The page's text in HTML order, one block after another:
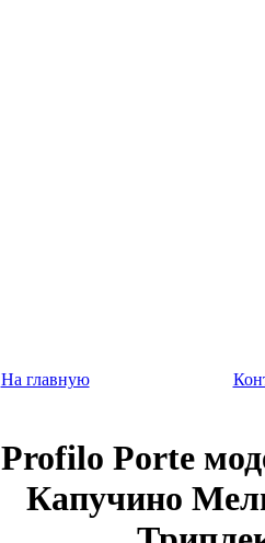
На главную
Profilo Porte
Капучино